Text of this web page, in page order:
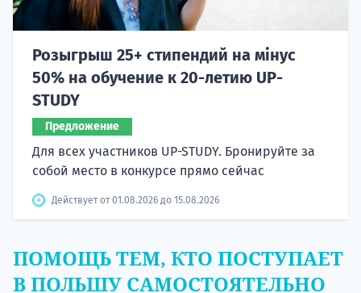
Розыгрыш 25+ стипендий на мінус
50% на обучение к 20-летию UP-
STUDY
Предложение
Для всех участников UP-STUDY. Бронируйте за
собой место в конкурсе прямо сейчас
Действует от 01.08.2026 до 15.08.2026
ПОМОЩЬ ТЕМ, КТО ПОСТУПАЕТ
В ПОЛЬШУ САМОСТОЯТЕЛЬНО